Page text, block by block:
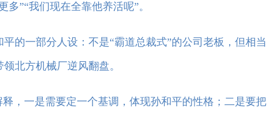
”“我们现在全靠他养活呢”。
一部分人设：不是“霸道总裁式”的公司老板，但相当
北方机械厂逆风翻盘。
一是需要定一个基调，体现孙和平的性格；二是要把